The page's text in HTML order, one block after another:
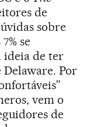
de
sobre
se
ideia de ter
Por
vem o
de